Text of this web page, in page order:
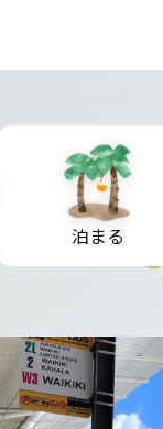
泊まる